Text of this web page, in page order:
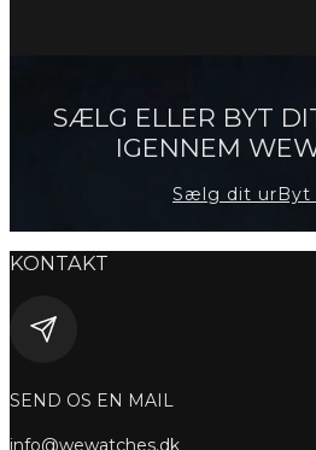
SÆLG ELLER BYT
IGENNEM
Sælg dit urByt
KONTAKT
SEND OS EN MAIL
info@wewatches.dk